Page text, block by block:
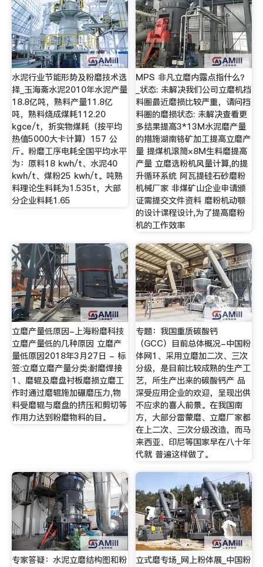
水泥行业节能形势及粉磨技术选
择_玉海斋水泥2010年水泥产量
18.8亿吨，熟料产量11.8亿
吨，熟料烧成煤耗112.20
kgce/t，折实物煤耗（按平均
热值5000大卡计算）157 公
斤。粉磨工序电耗全国平均水平
为：原料18 kwh/t、水泥40
kwh/t、煤粉25 kwh/t。吨熟
料理论生料耗为1.535t，大部
分企业料耗1.65
MPS 非凡立磨内露点指什么？
_状态: 未解决我们公司立磨机挡
料圈最近磨损比较严重，请问挡
料圈的磨损状态: 未解决查看更
多结果提高3*13M水泥磨产量
的措施湖南铬矿加工提高立磨产
量 提煤机滚筒×8M生料磨提高
产量 立磨选粉机风量计算,的提
升循环系统 阿瓦提硅石砂磨粉
机械厂家 非煤矿山企业申请颁
证需提交文件资料 磨粉机动颚
的设计课程设计,为了提高磨粉
机的工作效率
立磨产量低原因-上海粉磨科技
立磨产量低的几种原因 立磨产
量低原因2018年3月27日 - 标
签:立磨立磨产量分类:耐磨焊接
1、磨辊及磨盘衬板磨损立磨工
作时通过磨辊施加碾磨压力,物
料受磨辊与磨盘的挤压和剪切等
作用力达到粉磨物料的目。
专题：我国重质碳酸钙
（GCC）目前总体概况-中国粉
体网1、采用立磨加二次、三次
分级，是目前比较成熟的生产工
艺，所生产出来的碳酸钙产 品
深受应用企业的欢迎，呈现出供
不应求的喜人前景。在我国南
方，大部分雷蒙磨、立磨厂家都
在上二次、三次分级改造，而马
来西亚、印尼等国家早在八十年
代就 普遍这样做了。
专家答疑：水泥立磨结构图和粉
立式磨专场_网上粉体展_中国粉